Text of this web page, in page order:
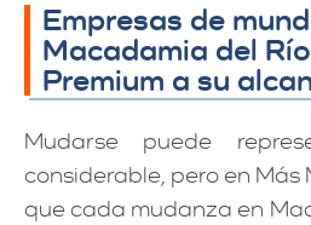
Empresas de
Macadamia del
Premium a su
Mudarse puede
considerable, pero en
que cada mudanza en